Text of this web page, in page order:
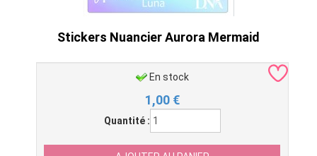
Stickers Nuancier Aurora Mermaid
En stock
1,00 €
Quantité :